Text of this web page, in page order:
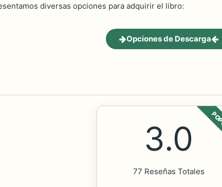
diversas opciones para adquirir el libro:
Opciones de Descarga
3.0
77 Reseñas Totales